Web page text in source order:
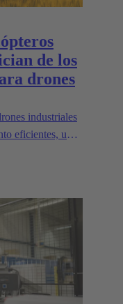
de los
drones
industriales
eficientes, un
cargas